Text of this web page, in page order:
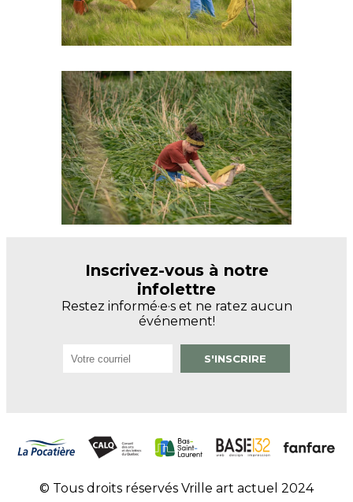
Inscrivez-vous à notre
infolettre
Restez informé·e·s et ne ratez aucun
événement!
© Tous droits réservés Vrille art actuel 2024